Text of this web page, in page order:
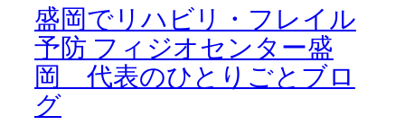
盛岡でリハビリ・フレイル
予防 フィジオセンター盛
岡 代表のひとりごとブロ
グ